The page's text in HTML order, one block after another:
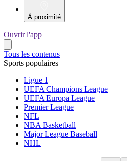
À proximité
Ouvrir l'app
Tous les contenus
Sports populaires
Ligue 1
UEFA Champions League
UEFA Europa League
Premier League
NFL
NBA Basketball
Major League Baseball
NHL